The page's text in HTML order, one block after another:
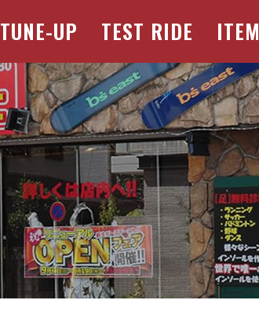
TUNE-UP TEST RIDE ITEM